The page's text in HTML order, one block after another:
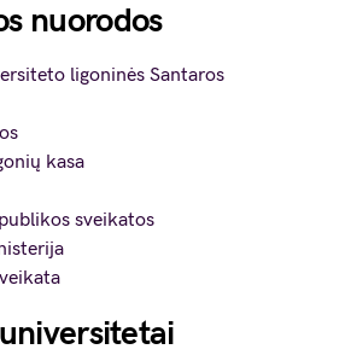
nuorodos
ligoninės Santaros
kasa
sveikatos